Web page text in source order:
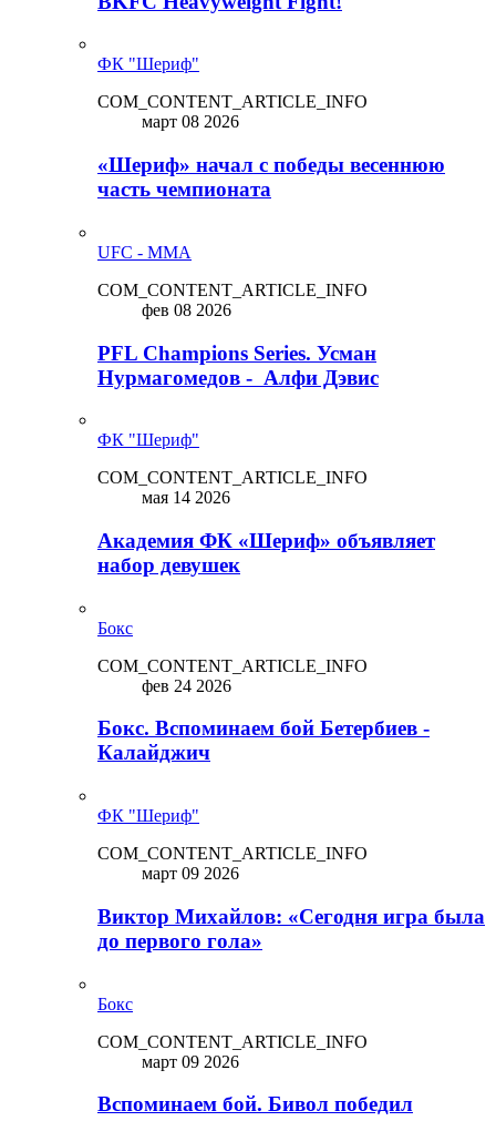
ФК "Шериф"
COM_CONTENT_ARTICLE_INFO
март 08 2026
«Шериф» начал с победы весеннюю
часть чемпионата
UFC - MMA
COM_CONTENT_ARTICLE_INFO
фев 08 2026
PFL Champions Series. Усман
Нурмагомедов - Алфи Дэвис
ФК "Шериф"
COM_CONTENT_ARTICLE_INFO
мая 14 2026
Академия ФК «Шериф» объявляет
набор девушек
Бокс
COM_CONTENT_ARTICLE_INFO
фев 24 2026
Бокс. Вспоминаем бой Бетербиев -
Калайджич
ФК "Шериф"
COM_CONTENT_ARTICLE_INFO
март 09 2026
Виктор Михайлов: «Сегодня игра была
до первого гола»
Бокс
COM_CONTENT_ARTICLE_INFO
март 09 2026
Вспоминаем бой. Бивол победил